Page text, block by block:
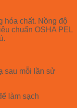
hóa chất. Nồng độ
chuẩn OSHA PEL
sau mỗi lần sử
làm sạch